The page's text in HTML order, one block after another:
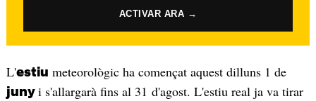
ACTIVAR ARA →
L'estiu meteorològic ha començat aquest dilluns 1 de
juny i s'allargarà fins al 31 d'agost. L'estiu real ja va tirar